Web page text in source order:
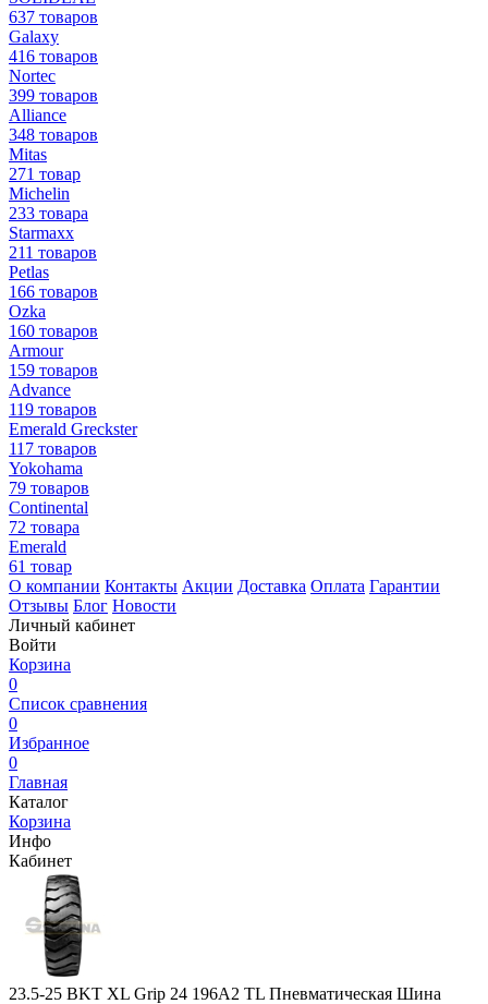
637 товаров
Galaxy
416 товаров
Nortec
399 товаров
Alliance
348 товаров
Mitas
271 товар
Michelin
233 товара
Starmaxx
211 товаров
Petlas
166 товаров
Ozka
160 товаров
Armour
159 товаров
Advance
119 товаров
Emerald Greckster
117 товаров
Yokohama
79 товаров
Continental
72 товара
Emerald
61 товар
О компании Контакты Акции Доставка Оплата Гарантии
Отзывы Блог Новости
Личный кабинет
Войти
Корзина
0
Список сравнения
0
Избранное
0
Главная
Каталог
Корзина
Инфо
Кабинет
23.5-25 BKT XL Grip 24 196A2 TL Пневматическая Шина